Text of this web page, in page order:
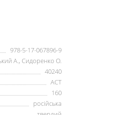
978-5-17-067896-9
А., Сидоренко О.
40240
АСТ
160
російська